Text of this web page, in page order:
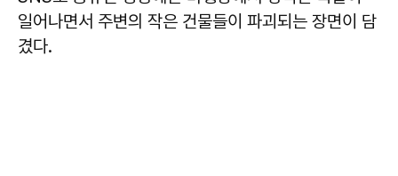
일어나면서 주변의 작은 건물들이 파괴되는 장면이 담
겼다.